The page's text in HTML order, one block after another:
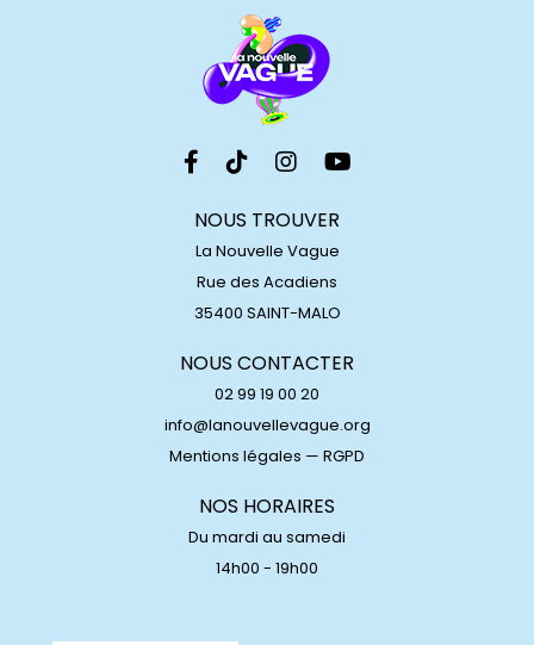
NOUS TROUVER
La Nouvelle Vague
Rue des Acadiens
35400 SAINT-MALO
NOUS CONTACTER
02 99 19 00 20
info@lanouvellevague.org
Mentions légales — RGPD
NOS HORAIRES
Du mardi au samedi
14h00 - 19h00